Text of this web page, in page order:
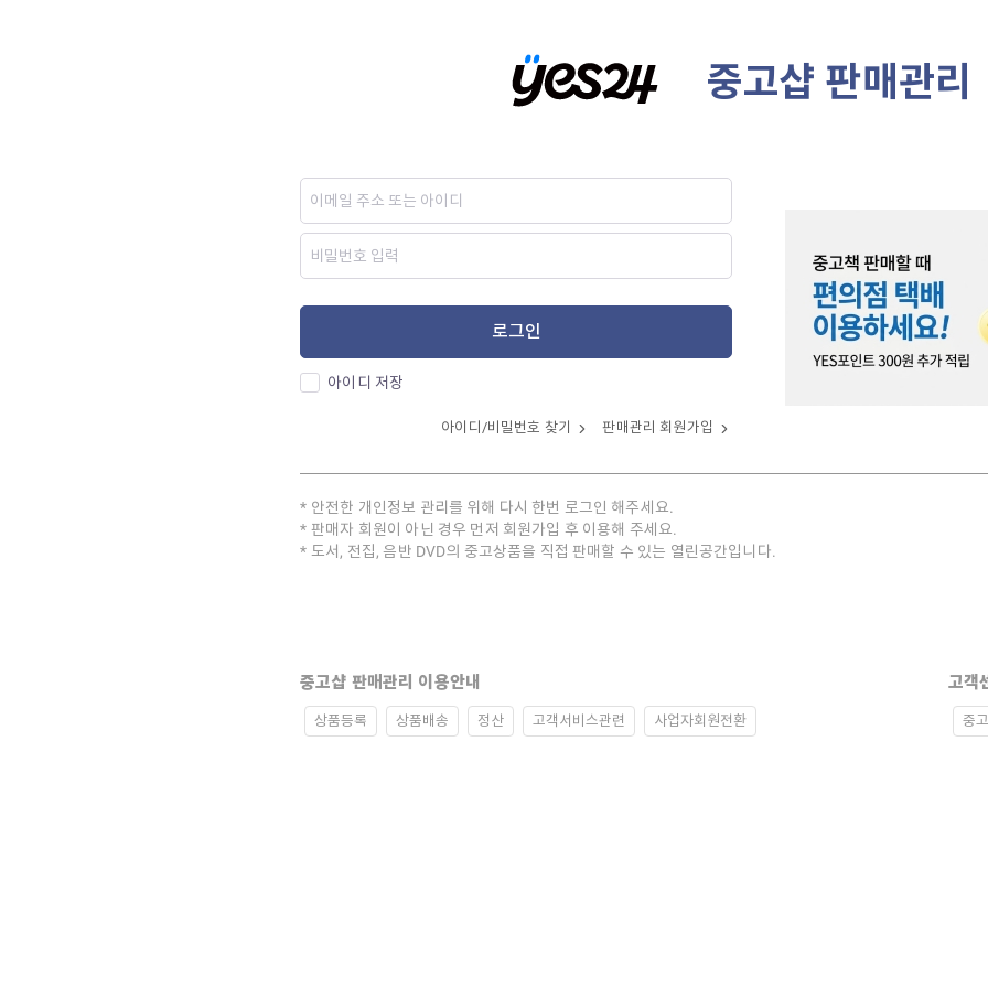
중고샵 판매관리
로그인
아이디 저장
아이디/비밀번호 찾기 판매관리 회원가입
안전한 개인정보 관리를 위해 다시 한번 로그인 해주세요.
판매자 회원이 아닌 경우 먼저 회원가입 후 이용해 주세요.
도서, 전집, 음반 DVD의 중고상품을 직접 판매할 수 있는 열린공간입니다.
중고샵 판매관리 이용안내
상품등록 상품배송 정산 고객서비스관련 사업자회원전환
고객
중